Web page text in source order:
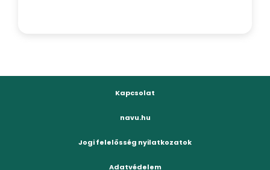
Kapcsolat
navu.hu
Jogi felelősség nyilatkozatok
Adatvédelem